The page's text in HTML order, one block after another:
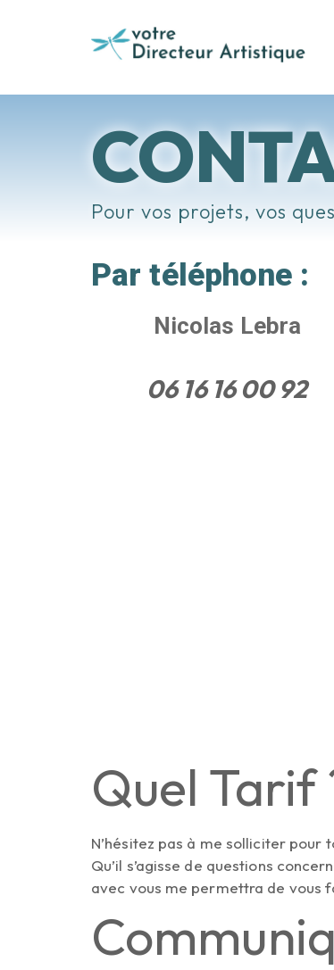
Pour vos projets, vos
Par téléphone :
Nicolas Lebra
06 16 16 00 92
Quel Tarif
N’hésitez pas à me solliciter
Qu’il s’agisse de questions
avec vous me permettra de vous